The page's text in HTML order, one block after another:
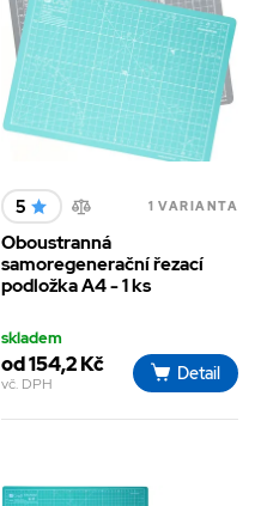
5 1 VARIANTA
Oboustranná
samoregenerační řezací
podložka A4 - 1 ks
skladem
od 154,2 Kč
vč. DPH
Detail